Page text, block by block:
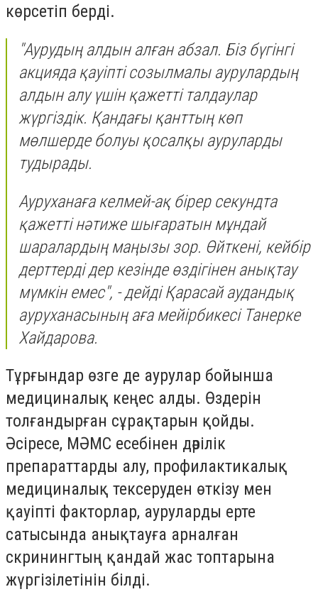
көрсетіп берді.
"Аурудың алдын алған абзал. Біз бүгінгі
акцияда қауіпті созылмалы аурулардың
алдын алу үшін қажетті талдаулар
жүргіздік. Қандағы қанттың көп
мөлшерде болуы қосалқы ауруларды
тудырады.
Ауруханаға келмей-ақ бірер секундта
қажетті нәтиже шығаратын мұндай
шаралардың маңызы зор. Өйткені, кейбір
дерттерді дер кезінде өздігінен анықтау
мүмкін емес", - дейді Қарасай аудандық
ауруханасының аға мейірбикесі Танерке
Хайдарова.
Тұрғындар өзге де аурулар бойынша
медициналық кеңес алды. Өздерін
толғандырған сұрақтарын қойды.
Әсіресе, МӘМС есебінен дәрілік
препараттарды алу, профилактикалық
медициналық тексеруден өткізу мен
қауіпті факторлар, ауруларды ерте
сатысында анықтауға арналған
скринингтың қандай жас топтарына
жүргізілетінін білді.